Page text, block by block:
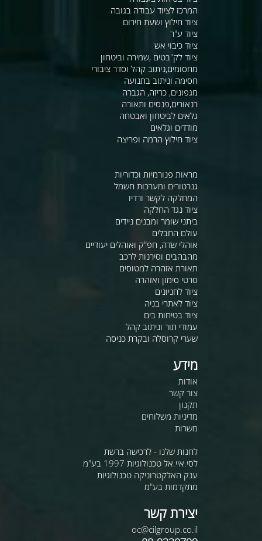
המרכז לציוד עבודה בגובה
ציוד חילוץ ושעת חירום
ציוד ע"ר
ציוד כיבוי אש
ציוד לק"בטים ,שמירה וביטחון
מחסומים,ניתוב קהל וסדר ציבורי
חסימה וניתוב בתנועה
מגפונים, כריזה, הגברה
רנאורים,פנסים ותאורה
גלאים לביטחון ואבטחה
מודדים וגלאים
ציוד חילוץ הרמה ופריצה
מראות פנורמיות וכדוריות
גנרטורים ומערכות חשמל
המחלקה לקשר ורדיו
ציוד נגד החלקה
ביתני שומר ומבנים ניידים
עולם החבלים
אוהלי שדה, חפ"ק ואוהלים יעודיים
מהבהבים וסירנות לרכב
תאורת אזהרה למטוסים
סרטי סימון ואזהרה
ציוד לחניונים
ציוד לאתרי בניה
ציוד בטיחות בים
עמודי תור וניתוב קהל
שערי קרוסלה ובקרת כניסה
מידע
אודות
צור קשר
תקנון
מדיניות משלוחים
משרות
לחנות שלנו - לרכישה ברשת
לסי.איי.אל טכנולוגיות 1997 בע"מ
ענק האלקטרוניקה טכנולוגיות
מתקדמות בע"מ
יצירת קשר
oc@cilgroup.co.il